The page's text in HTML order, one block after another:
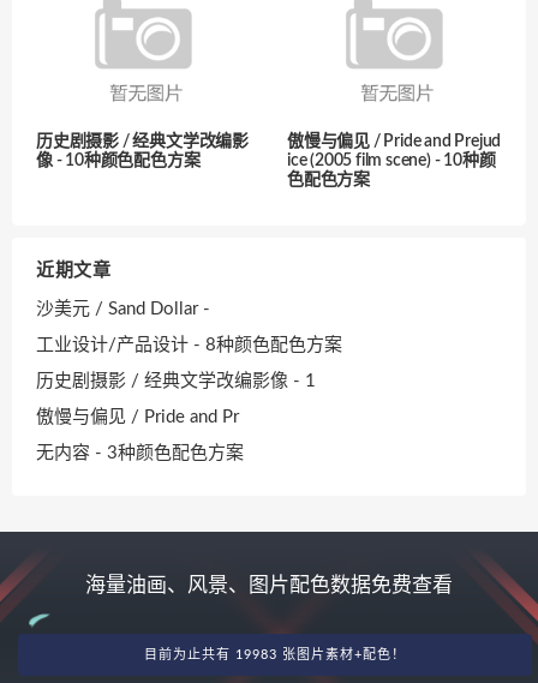
历史剧摄影 / 经典文学改编影
像 - 10种颜色配色方案
傲慢与偏见 / Pride and Prejud
ice (2005 film scene) - 10种颜
色配色方案
近期文章
沙美元 / Sand Dollar -
工业设计/产品设计 - 8种颜色配色方案
历史剧摄影 / 经典文学改编影像 - 1
傲慢与偏见 / Pride and Pr
无内容 - 3种颜色配色方案
海量油画、风景、图片配色数据免费查看
目前为止共有 19983 张图片素材+配色！